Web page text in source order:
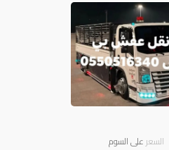
السعر على السوم